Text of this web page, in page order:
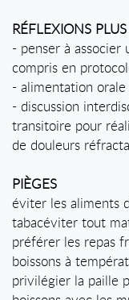
RÉFLEXIONS
- penser à associer
compris en
- alimentation
- discussion
transitoire pour
de douleurs
PIÈGES
éviter les aliments
tabacéviter tout
préférer les repas
boissons à
privilégier la paille